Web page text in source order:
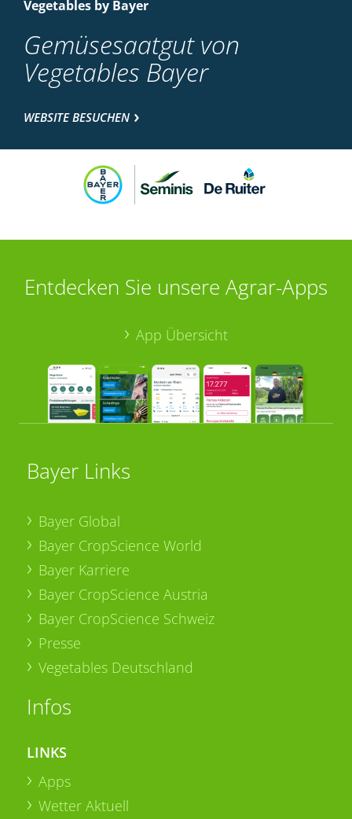
Vegetables by Bayer
Gemüsesaatgut von
Vegetables Bayer
WEBSITE BESUCHEN
Entdecken Sie unsere Agrar-Apps
App Übersicht
Bayer Links
Bayer Global
Bayer CropScience World
Bayer Karriere
Bayer CropScience Austria
Bayer CropScience Schweiz
Presse
Vegetables Deutschland
Infos
LINKS
Apps
Wetter Aktuell